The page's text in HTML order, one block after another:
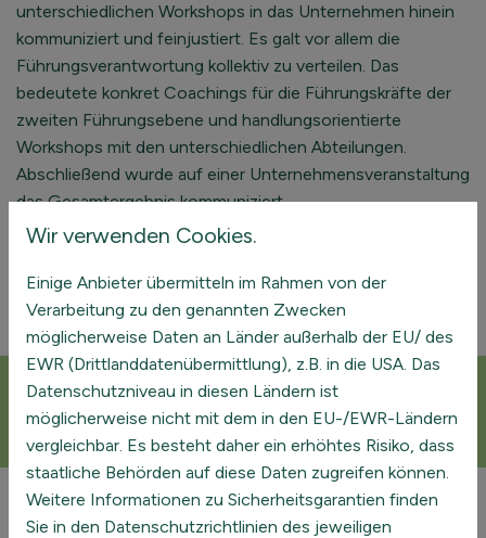
unterschiedlichen Workshops in das Unternehmen hinein
kommuniziert und feinjustiert. Es galt vor allem die
Führungsverantwortung kollektiv zu verteilen. Das
bedeutete konkret Coachings für die Führungskräfte der
zweiten Führungsebene und handlungsorientierte
Workshops mit den unterschiedlichen Abteilungen.
Abschließend wurde auf einer Unternehmensveranstaltung
das Gesamtergebnis kommuniziert.
Melden Sie sich jetzt zu unserem
Newsletter an
Wir verwenden Cookies.
Einige Anbieter übermitteln im Rahmen von der
Verarbeitung zu den genannten Zwecken
möglicherweise Daten an Länder außerhalb der EU/ des
EWR (Drittlanddatenübermittlung), z.B. in die USA. Das
Datenschutzniveau in diesen Ländern ist
möglicherweise nicht mit dem in den EU-/EWR-Ländern
vergleichbar. Es besteht daher ein erhöhtes Risiko, dass
staatliche Behörden auf diese Daten zugreifen können.
Weitere Informationen zu Sicherheitsgarantien finden
Sie in den Datenschutzrichtlinien des jeweiligen